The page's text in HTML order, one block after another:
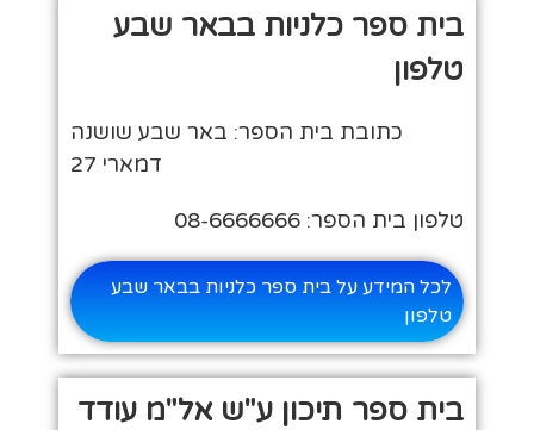
בית ספר כלניות בבאר שבע
טלפון
כתובת בית הספר: באר שבע שושנה
דמארי 27
טלפון בית הספר: 08-6666666
לכל המידע על בית ספר כלניות בבאר שבע
טלפון
בית ספר תיכון ע"ש אל"מ עודד